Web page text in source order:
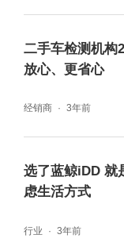
出了“驾享GA8
高能贴息礼、
助力新一代奋
全新传祺GA8
锋的前脸格局
车身尺寸,豪华
二手车检测机构
放心、更省心
经销商 3年前
选了蓝鲸iDD 就
虑生活方式
行业 3年前